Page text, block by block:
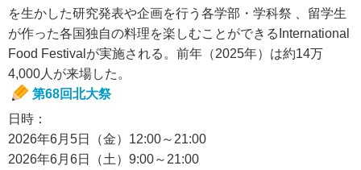
を生かした研究発表や企画を行う各学部・学科祭 、留学生
が作った各国独自の料理を楽しむことができるInternational
Food Festivalが実施される。前年（2025年）は約14万
4,000人が来場した。
第68回北大祭
日時：
2026年6月5日（金）12:00～21:00
2026年6月6日（土）9:00～21:00